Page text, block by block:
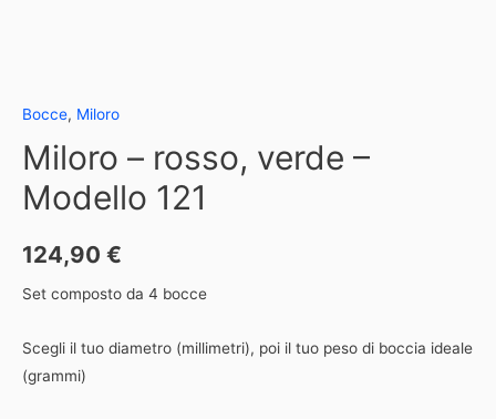
Bocce, Miloro
Miloro – rosso, verde –
Modello 121
124,90 €
Set composto da 4 bocce
Scegli il tuo diametro (millimetri), poi il tuo peso di boccia ideale
(grammi)